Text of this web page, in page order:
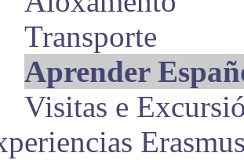
Transporte
Aprender
Visitas e